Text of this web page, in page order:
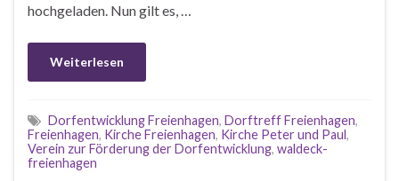
hochgeladen. Nun gilt es, …
Weiterlesen
Dorfentwicklung Freienhagen, Dorftreff Freienhagen,
Freienhagen, Kirche Freienhagen, Kirche Peter und Paul,
Verein zur Förderung der Dorfentwicklung, waldeck-
freienhagen